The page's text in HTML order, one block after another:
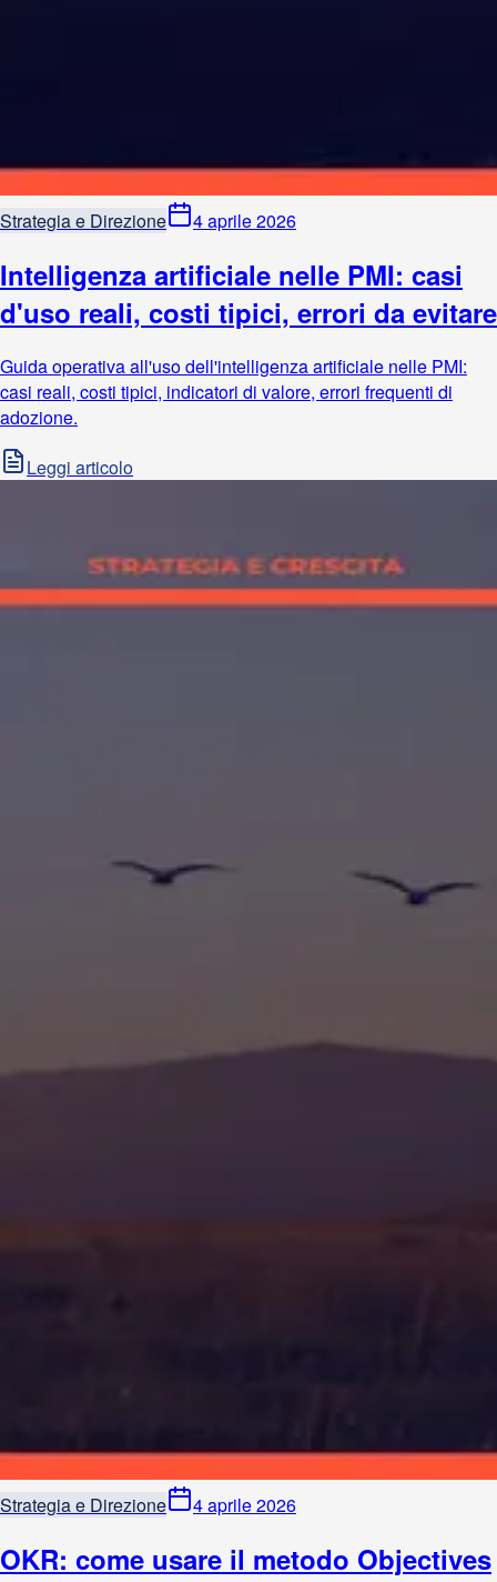
Strategia e Direzione 4 aprile 2026
Intelligenza artificiale nelle PMI: casi
d'uso reali, costi tipici, errori da evitare
Guida operativa all'uso dell'intelligenza artificiale nelle PMI:
casi reali, costi tipici, indicatori di valore, errori frequenti di
adozione.
Leggi articolo
Strategia e Direzione 4 aprile 2026
OKR: come usare il metodo Objectives